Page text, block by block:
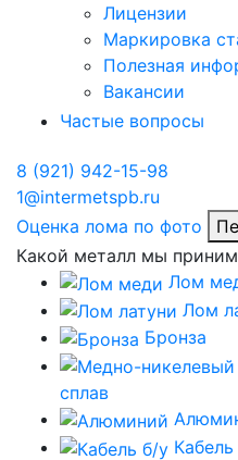
Лицензии
Маркировка
Полезная
Вакансии
Частые вопросы
8 (921) 942-15-98
1@intermetspb.ru
Оценка лома по фото
Какой металл мы
Лом
Лом
Бронза
сплав